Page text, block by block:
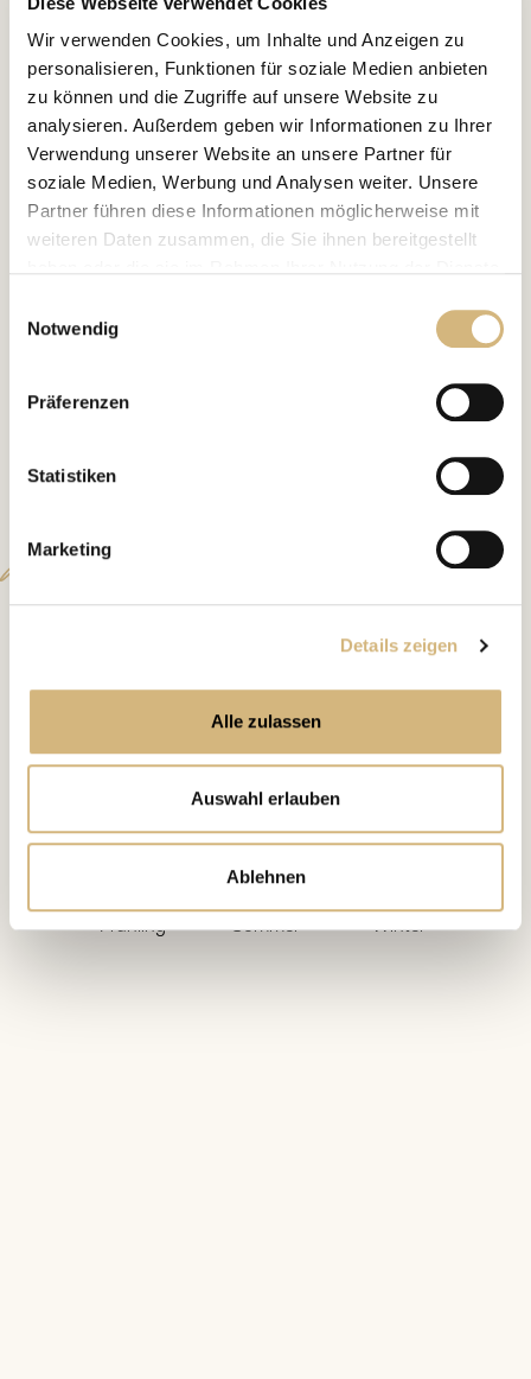
Wir verwenden Cookies, um Inhalte und Anzeigen zu
personalisieren, Funktionen für soziale Medien anbieten
zu können und die Zugriffe auf unsere Website zu
analysieren. Außerdem geben wir Informationen zu Ihrer
Verwendung unserer Website an unsere Partner für
soziale Medien, Werbung und Analysen weiter. Unsere
Partner führen diese Informationen möglicherweise mit
weiteren Daten zusammen, die Sie ihnen bereitgestellt
und im
mehr darüber, wer wir sind, wie Sie uns
kontaktieren können und wie wir personenbezogene
Notwendig
Präferenzen
Statistiken
Marketing
Details zeigen
Alle zulassen
Auswahl erlauben
Ablehnen
FIND YOUR MATCH
Jetzt Hautbildanalysieren!
Nimm Dir ein paar Minuten Zeit für Deine webbasierte
Hautbildanalyse und finde heraus, welche Pflege
Analyse
Deine Hautab 30im
Jahreskreis
Frühling
Sommer
Winter